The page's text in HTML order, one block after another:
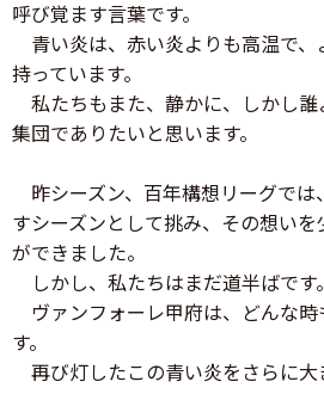
呼び覚ます言葉です。
青い炎は、赤い炎よりも高温で、
持っています。
私たちもまた、静かに、しかし
集団でありたいと思います。
昨シーズン、百年構想リーグで
すシーズンとして挑み、その想い
ができました。
しかし、私たちはまだ道半ばです。
ヴァンフォーレ甲府は、どんな
す。
再び灯したこの青い炎をさらに大